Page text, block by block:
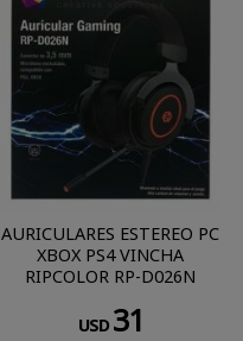
AURICULARES ESTEREO PC
XBOX PS4 VINCHA
RIPCOLOR RP-D026N
USD 31